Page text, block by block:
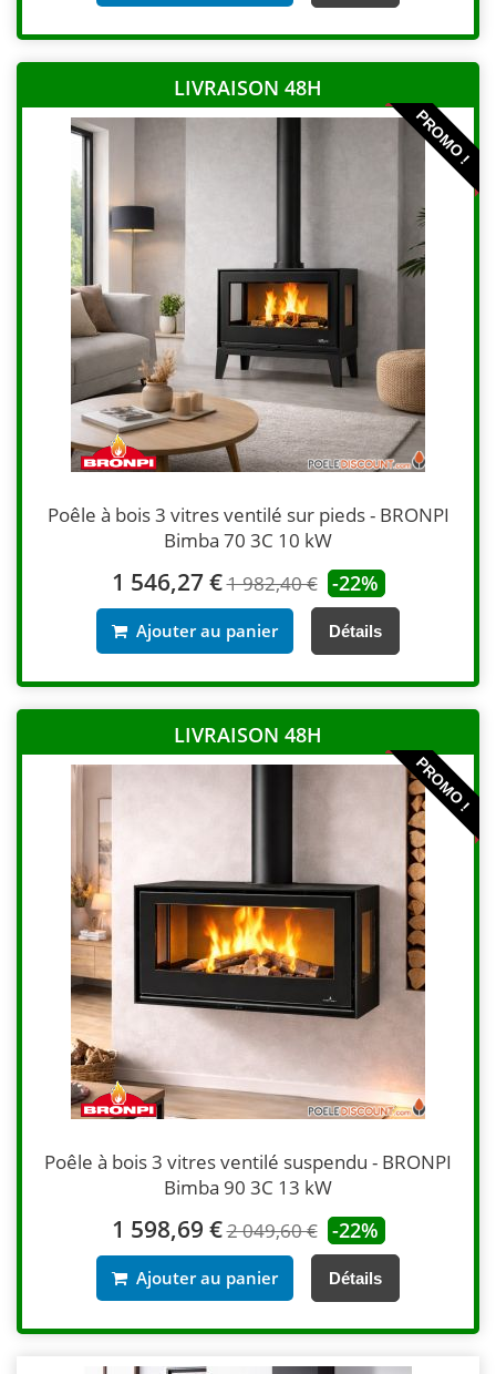
LIVRAISON 48H
PROMO !
Poêle à bois 3 vitres ventilé sur pieds - BRONPI
Bimba 70 3C 10 kW
1 546,27 €1 982,40 € -22%
Ajouter au panier Détails
LIVRAISON 48H
PROMO !
Poêle à bois 3 vitres ventilé suspendu - BRONPI
Bimba 90 3C 13 kW
1 598,69 €2 049,60 € -22%
Ajouter au panier Détails